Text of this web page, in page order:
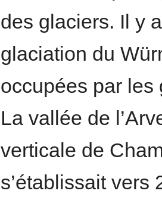
des glaciers. Il y
glaciation du
occupées par les
La vallée de
verticale de
s’établissait vers